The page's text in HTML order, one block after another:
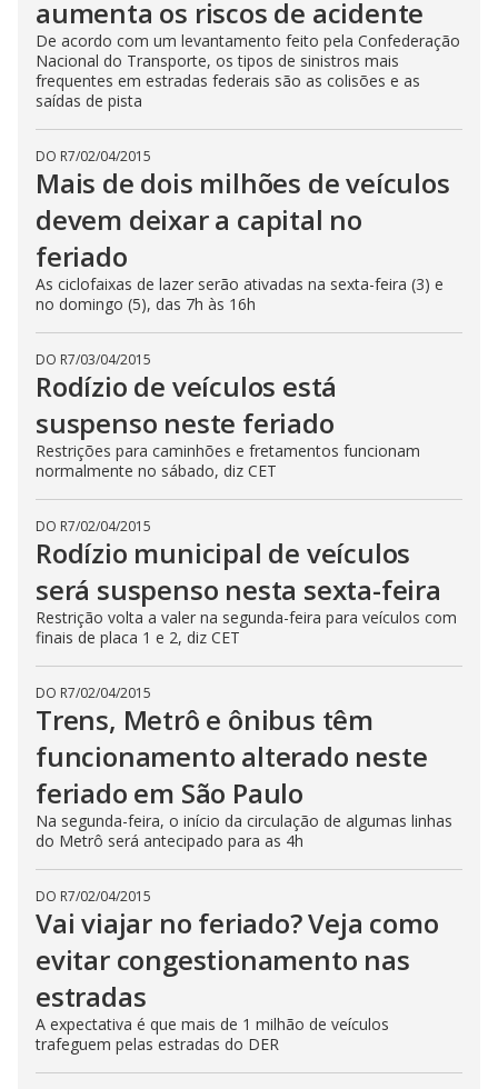
aumenta os riscos de acidente
De acordo com um levantamento feito pela Confederação
Nacional do Transporte, os tipos de sinistros mais
frequentes em estradas federais são as colisões e as
saídas de pista
DO R7/02/04/2015
Mais de dois milhões de veículos
devem deixar a capital no
feriado
As ciclofaixas de lazer serão ativadas na sexta-feira (3) e
no domingo (5), das 7h às 16h
DO R7/03/04/2015
Rodízio de veículos está
suspenso neste feriado
Restrições para caminhões e fretamentos funcionam
normalmente no sábado, diz CET
DO R7/02/04/2015
Rodízio municipal de veículos
será suspenso nesta sexta-feira
Restrição volta a valer na segunda-feira para veículos com
finais de placa 1 e 2, diz CET
DO R7/02/04/2015
Trens, Metrô e ônibus têm
funcionamento alterado neste
feriado em São Paulo
Na segunda-feira, o início da circulação de algumas linhas
do Metrô será antecipado para as 4h
DO R7/02/04/2015
Vai viajar no feriado? Veja como
evitar congestionamento nas
estradas
A expectativa é que mais de 1 milhão de veículos
trafeguem pelas estradas do DER